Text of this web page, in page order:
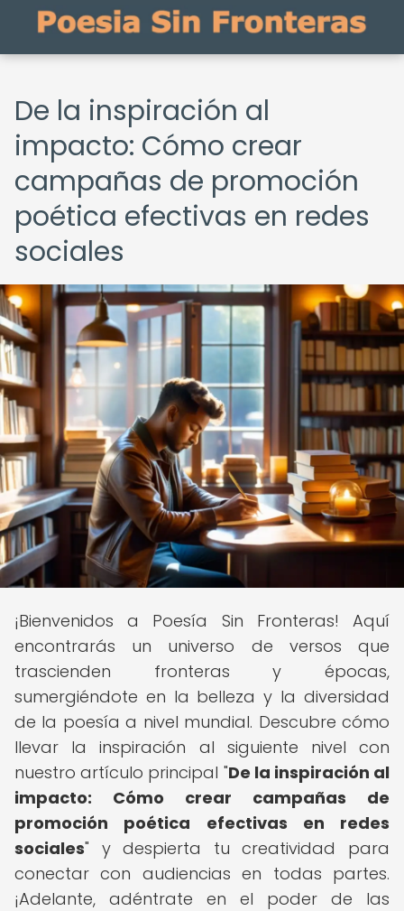
De la inspiración al
impacto: Cómo crear
campañas de promoción
poética efectivas en redes
sociales
¡Bienvenidos a Poesía Sin Fronteras! Aquí
encontrarás un universo de versos que
trascienden fronteras y épocas,
sumergiéndote en la belleza y la diversidad
de la poesía a nivel mundial. Descubre cómo
llevar la inspiración al siguiente nivel con
nuestro artículo principal "De la inspiración al
impacto: Cómo crear campañas de
promoción poética efectivas en redes
sociales" y despierta tu creatividad para
conectar con audiencias en todas partes.
¡Adelante, adéntrate en el poder de las